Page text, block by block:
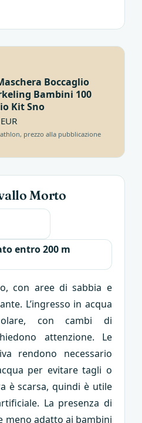
Boccaglio
Bambini 100
Kit Sno
prezzo alla pubblicazione
Morto
entro 200 m
con aree di sabbia e
L’ingresso in acqua
con cambi di
attenzione. Le
rendono necessario
per evitare tagli o
è scarsa, quindi è utile
La presenza di
meno adatto ai bambini